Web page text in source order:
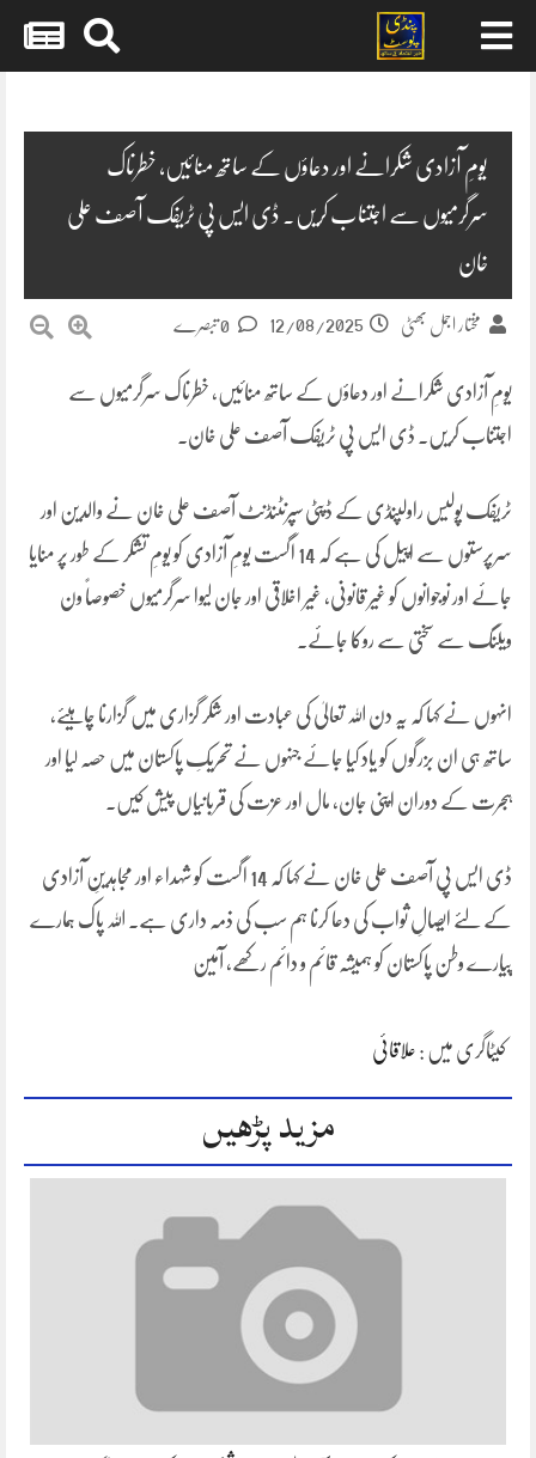
یومِ آزادی شکرانے اور دعاؤں کے ساتھ منائیں، خطرناک
سرگرمیوں سے اجتناب کریں۔ ڈی ایس پی ٹریفک آصف علی
خان
مختار اجمل بھٹی 12/08/2025
یومِ آزادی شکرانے اور دعاؤں کے ساتھ منائیں، خطرناک سرگرمیوں سے
اجتناب کریں۔ ڈی ایس پی ٹریفک آصف علی خان۔
ٹریفک پولیس راولپنڈی کے ڈپٹی سپرنٹنڈنٹ آصف علی خان نے والدین اور
سرپرستوں سے اپیل کی ہے کہ 14 اگست یومِ آزادی کو یومِ تشکر کے طور پر منایا
جائے اور نوجوانوں کو غیر قانونی، غیر اخلاقی اور جان لیوا سرگرمیوں خصوصاً ون
ویلنگ سے سختی سے روکا جائے۔
انہوں نے کہا کہ یہ دن اللہ تعالیٰ کی عبادت اور شکر گزاری میں گزارنا چاہیئے،
ساتھ ہی ان بزرگوں کو یاد کیا جائے جنہوں نے تحریکِ پاکستان میں حصہ لیا اور
ہجرت کے دوران اپنی جان، مال اور عزت کی قربانیاں پیش کیں۔
ڈی ایس پی آصف علی خان نے کہا کہ 14 اگست کو شہداء اور مجاہدینِ آزادی
کے لئے ایصالِ ثواب کی دعا کرنا ہم سب کی ذمہ داری ہے۔ اللہ پاک ہمارے
پیارے وطن پاکستان کو ہمیشہ قائم و دائم رکھے، آمین
کیٹاگری میں : علاقائی
مزید پڑھیں